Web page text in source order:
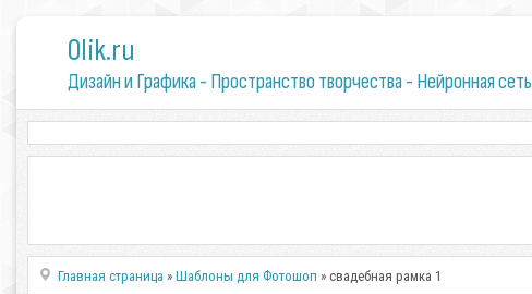
0lik.ru
Дизайн и Графика - Пространство творчества - Нейронная сеть
Главная страница »Шаблоны для Фотошоп » свадебная рамка 1